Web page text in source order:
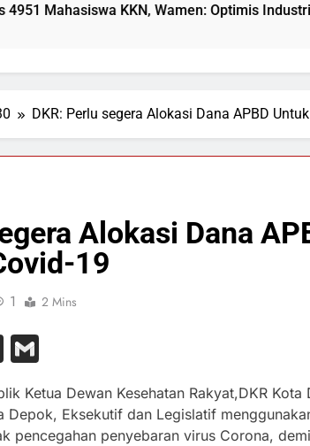
KKN, Wamen: Optimis
DKR: Perlu segera Alokasi Dana APBD
Alokasi Dana
19
1 2 Mins
Tumblr
Ketua Dewan Kesehatan Rakyat,DKR
Depok, Eksekutif dan Legislatif
pencegahan penyebaran virus Corona,